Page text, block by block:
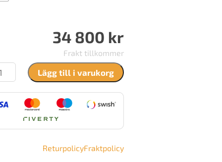
34 800 kr
Frakt tillkommer
Lägg till i varukorg
ReturpolicyFraktpolicy